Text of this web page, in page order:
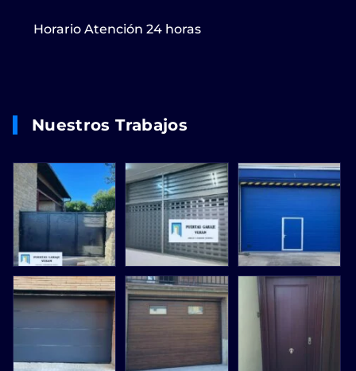
Horario Atención 24 horas
Nuestros Trabajos